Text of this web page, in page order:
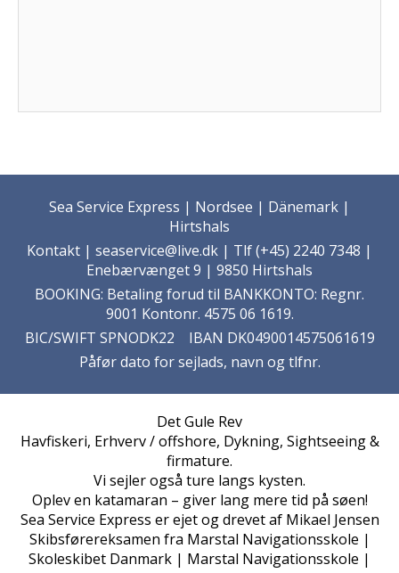
Sea Service Express | Nordsee | Dänemark |
Hirtshals
Kontakt | seaservice@live.dk | Tlf (+45) 2240 7348 |
Enebærvænget 9 | 9850 Hirtshals
BOOKING: Betaling forud til BANKKONTO: Regnr.
9001 Kontonr. 4575 06 1619.
BIC/SWIFT SPNODK22 IBAN DK0490014575061619
Påfør dato for sejlads, navn og tlfnr.
Det Gule Rev
Havfiskeri, Erhverv / offshore, Dykning, Sightseeing &
firmature.
Vi sejler også ture langs kysten.
Oplev en katamaran – giver lang mere tid på søen!
Sea Service Express er ejet og drevet af Mikael Jensen
Skibsførereksamen fra Marstal Navigationsskole |
Skoleskibet Danmark | Marstal Navigationsskole |